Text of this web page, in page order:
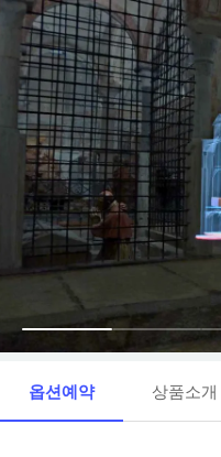
옵션예약 상품소개